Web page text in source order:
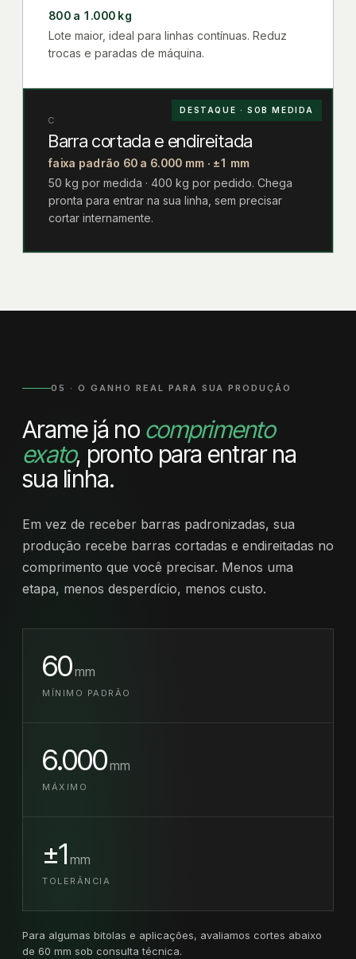
800 a 1.000 kg
Lote maior, ideal para linhas contínuas. Reduz
trocas e paradas de máquina.
DESTAQUE · SOB MEDIDA
C
Barra cortada e endireitada
faixa padrão 60 a 6.000 mm · ±1 mm
50 kg por medida · 400 kg por pedido. Chega
pronta para entrar na sua linha, sem precisar
cortar internamente.
05 · O GANHO REAL PARA SUA PRODUÇÃO
Arame já no comprimento
exato, pronto para entrar na
sua linha.
Em vez de receber barras padronizadas, sua
produção recebe barras cortadas e endireitadas no
comprimento que você precisar. Menos uma
etapa, menos desperdício, menos custo.
60mm
MÍNIMO PADRÃO
6.000mm
MÁXIMO
±1 mm
TOLERÂNCIA
Para algumas bitolas e aplicações, avaliamos cortes abaixo
de 60 mm sob consulta técnica.